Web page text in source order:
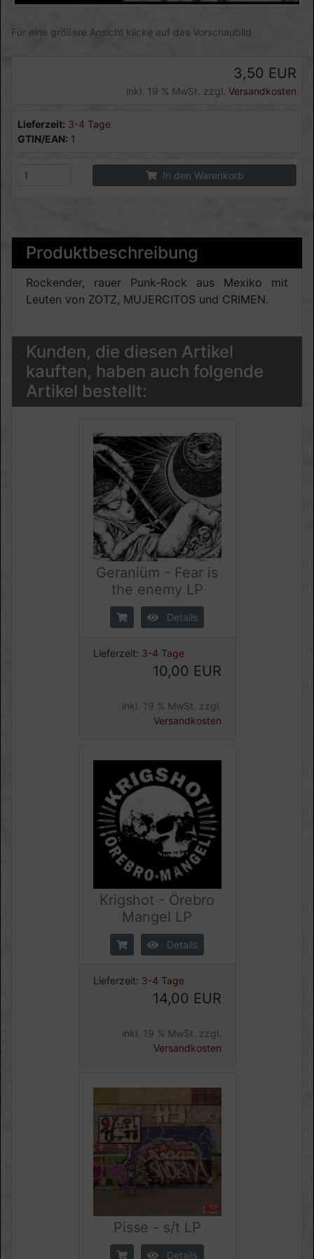
Für eine größere Ansicht klicke auf das Vorschaubild
3,50 EUR
inkl. 19 % MwSt. zzgl. Versandkosten
Lieferzeit: 3-4 Tage
GTIN/EAN: 1
In den Warenkorb
Produktbeschreibung
Rockender, rauer Punk-Rock aus Mexiko mit
Leuten von ZOTZ, MUJERCITOS und CRIMEN.
Kunden, die diesen Artikel
kauften, haben auch folgende
Artikel bestellt:
Geraniüm - Fear is
the enemy LP
Details
Lieferzeit: 3-4 Tage
10,00 EUR
inkl. 19 % MwSt. zzgl.
Versandkosten
Krigshot - Örebro
Mangel LP
Details
Lieferzeit: 3-4 Tage
14,00 EUR
inkl. 19 % MwSt. zzgl.
Versandkosten
Pisse - s/t LP
Details